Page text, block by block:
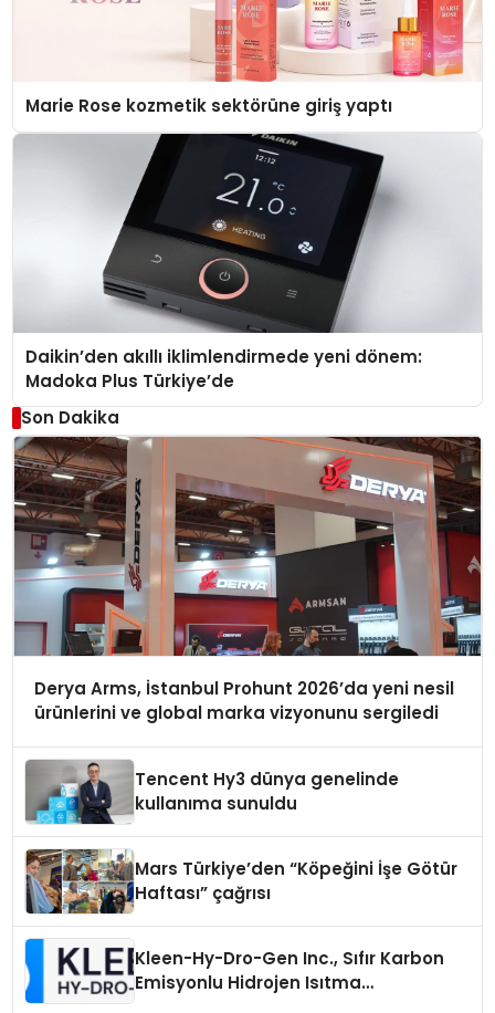
Marie Rose kozmetik sektörüne giriş yaptı
Daikin’den akıllı iklimlendirmede yeni dönem:
Madoka Plus Türkiye’de
Son Dakika
Derya Arms, İstanbul Prohunt 2026’da yeni nesil
ürünlerini ve global marka vizyonunu sergiledi
Tencent Hy3 dünya genelinde
kullanıma sunuldu
Mars Türkiye’den “Köpeğini İşe Götür
Haftası” çağrısı
Kleen-Hy-Dro-Gen Inc., Sıfır Karbon
Emisyonlu Hidrojen Isıtma